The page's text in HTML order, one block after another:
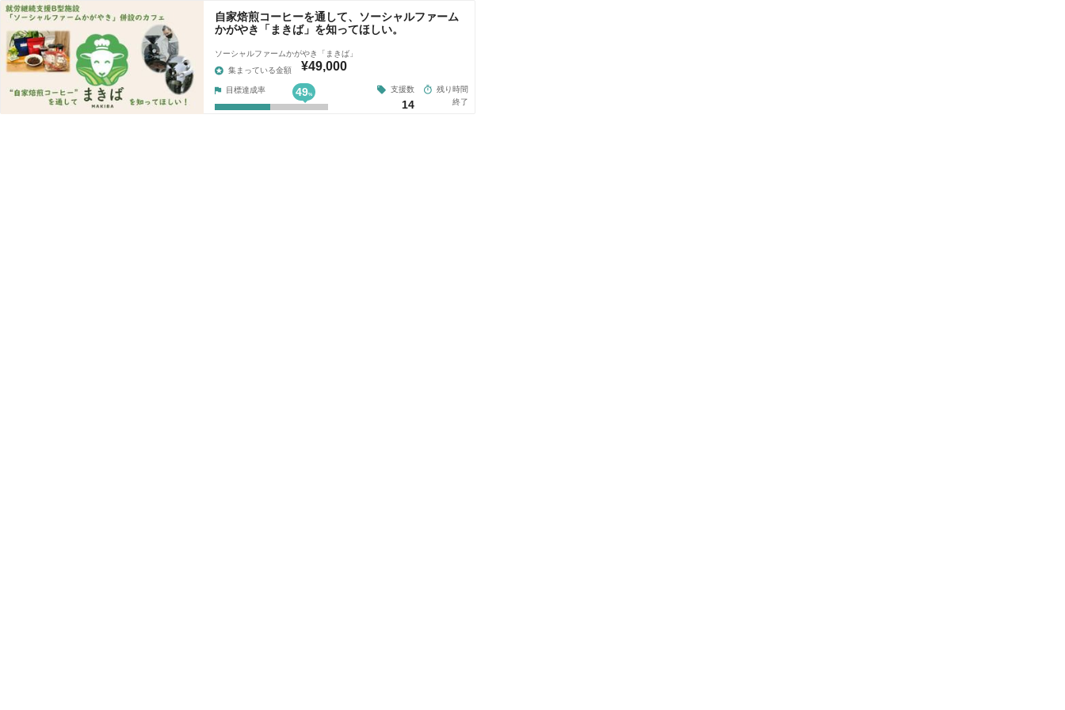
自家焙煎コーヒーを通して、ソーシャルファーム
かがやき「まきば」を知ってほしい。
ソーシャルファームかがやき「まきば」
集まっている金額
¥49,000
目標達成率 49%
支援数
14
残り時間
終了